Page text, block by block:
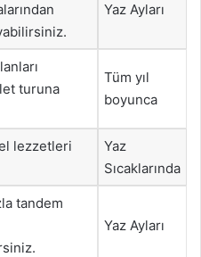
Yaz Ayları
turuna
Tüm yıl
boyunca
lezzetleri
Yaz
Sıcaklarında
tandem
Yaz Ayları